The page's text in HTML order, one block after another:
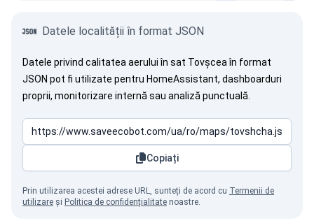
Datele localității în format JSON
Datele privind calitatea aerului în sat Tovșcea în format
JSON pot fi utilizate pentru HomeAssistant, dashboarduri
proprii, monitorizare internă sau analiză punctuală.
Copiați
Prin utilizarea acestei adrese URL, sunteți de acord cu Termenii de
utilizare și Politica de confidențialitate noastre.